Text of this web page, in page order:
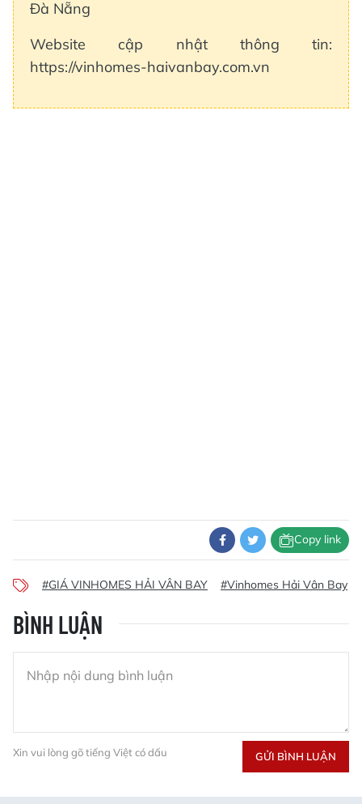
Đà Nẵng
Website cập nhật thông tin:
https://vinhomes-haivanbay.com.vn
Copy link
#GIÁ VINHOMES HẢI VÂN BAY #Vinhomes Hải Vân Bay
BÌNH LUẬN
Xin vui lòng gõ tiếng Việt có dấu GỬI BÌNH LUẬN